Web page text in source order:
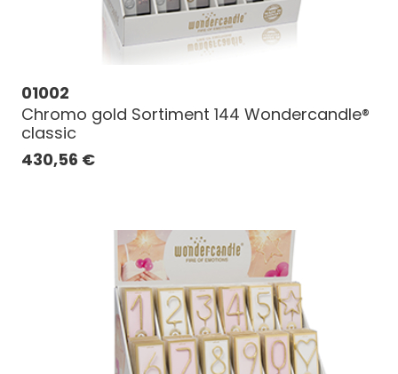
01002
Chromo gold Sortiment 144 Wondercandle®
classic
430,56 €